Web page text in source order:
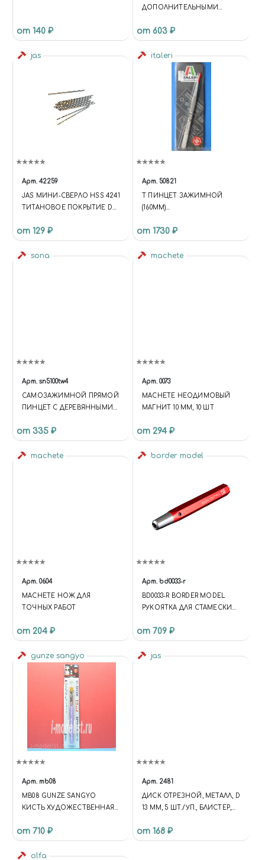
от 140 ₽
ДОПОЛНИТЕЛЬНЫМИ
от 603 ₽
jas
Арт. 42259
JAS МИНИ-СВЕРЛО HSS 4241
ТИТАНОВОЕ ПОКРЫТИЕ D
от 129 ₽
italeri
Арт. 50821
Т ПИНЦЕТ ЗАЖИМНОЙ
(160MM)
ИНДИЯ)
от 1730 ₽
sona
Арт. sn5100tw4
САМОЗАЖИМНОЙ ПРЯМОЙ
ПИНЦЕТ С ДЕРЕВЯННЫМИ
от 335 ₽
machete
Арт. 0073
MACHETE НЕОДИМОВЫЙ
МАГНИТ 10 ММ, 10 ШТ
от 294 ₽
machete
Арт. 0604
MACHETE НОЖ ДЛЯ
ТОЧНЫХ РАБОТ
от 204 ₽
border model
Арт. bd0033-r
BD0033-R BORDER MODEL
РУКОЯТКА ДЛЯ СТАМЕСКИ
от 709 ₽
gunze sangyo
Арт. mb08
MB08 GUNZE SANGYO
КИСТЬ ХУДОЖЕСТВЕННАЯ
от 710 ₽
jas
Арт. 2481
ДИСК ОТРЕЗНОЙ, МЕТАЛЛ, D
13 ММ, 5 ШТ./УП., БЛИСТЕР,
от 168 ₽
olfa